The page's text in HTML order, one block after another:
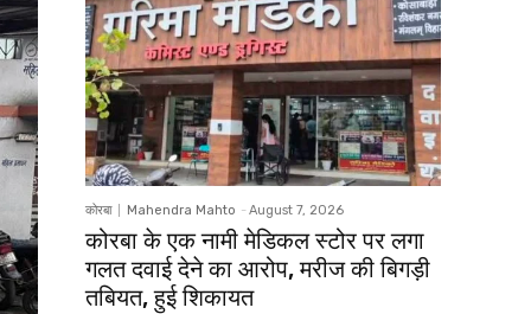
कोरबा Mahendra Mahto - August 7, 2026
कोरबा के एक नामी मेडिकल स्टोर पर लगा
गलत दवाई देने का आरोप, मरीज की बिगड़ी
तबियत, हुई शिकायत